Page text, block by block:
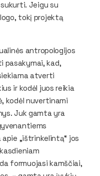
Jeigu su
tokį projektą
antropologijos
pasakymai, kad,
atverti
ir kodėl juos reikia
kodėl nuvertinami
Juk gamta yra
„ištrinkelintą“ jos
formuojasi kamščiai,